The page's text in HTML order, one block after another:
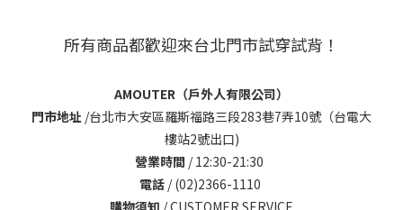
所有商品都歡迎來台北門市試穿試背！
AMOUTER（戶外人有限公司）
門市地址 /台北市大安區羅斯福路三段283巷7弄10號（台電大
樓站2號出口)
營業時間 / 12:30-21:30
電話 / (02)2366-1110
購物須知 /CUSTOMER SERVICE